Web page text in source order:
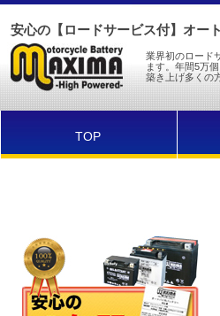
安心の【ロードサービス付】オー
業界初のロード
ます。年間5万
築き上げ多くの
TOP